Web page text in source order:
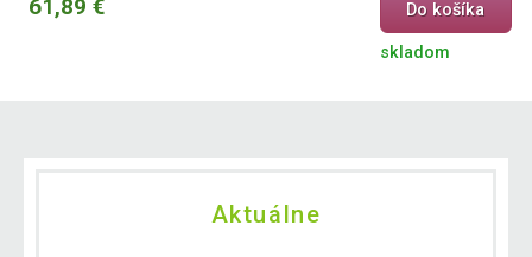
61,89 € Do košíka
skladom
Aktuálne